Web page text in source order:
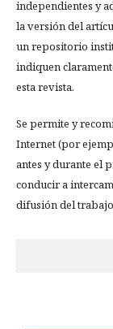
independientes y
la versión del
un repositorio
indiquen
esta revista.
Se permite y
Internet (por
antes y durante el
conducir a
difusión del